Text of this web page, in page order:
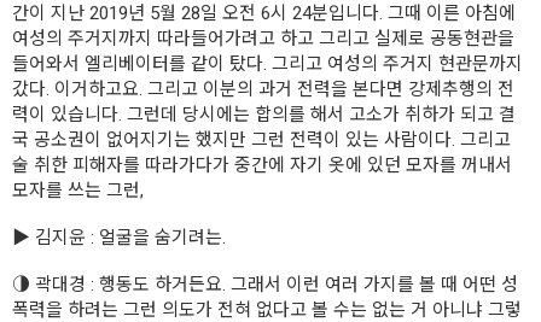
간이 지난 2019년 5월 28일 오전 6시 24분입니다. 그때 이른 아침에
여성의 주거지까지 따라들어가려고 하고 그리고 실제로 공동현관을
들어와서 엘리베이터를 같이 탔다. 그리고 여성의 주거지 현관문까지
갔다. 이거하고요. 그리고 이분의 과거 전력을 본다면 강제추행의 전
력이 있습니다. 그런데 당시에는 합의를 해서 고소가 취하가 되고 결
국 공소권이 없어지기는 했지만 그런 전력이 있는 사람이다. 그리고
술 취한 피해자를 따라가다가 중간에 자기 옷에 있던 모자를 꺼내서
모자를 쓰는 그런,
▶ 김지윤 : 얼굴을 숨기려는.
◑ 곽대경 : 행동도 하거든요. 그래서 이런 여러 가지를 볼 때 어떤 성
폭력을 하려는 그런 의도가 전혀 없다고 볼 수는 없는 거 아니냐 그렇